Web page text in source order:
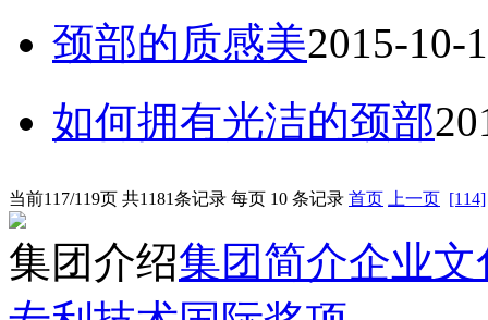
颈部的质感美2015-10-
如何拥有光洁的颈部
当前117/119页 共1181条记录 每页 10 条记录 首页 上一页 [114]
集团介绍集团简介企业文